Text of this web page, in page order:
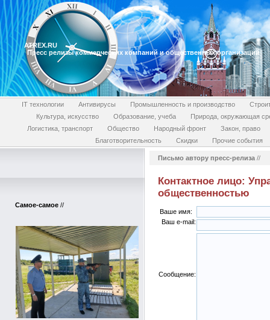
ATREX.RU
Пресс релизы коммерческих компаний и общественных организаций
IT технологии Антивирусы Промышленность и производство
Культура, искусство
Образование, учеба
Природа, окружающая
Логистика, транспорт
Общество Народный фронт
Закон, право
Благотворительность
Скидки Прочие события
Самое-самое //
Письмо автору пресс-релиза //
Контактное лицо:
общественностью
Ваше имя:
Ваш e-mail:
Сообщение: